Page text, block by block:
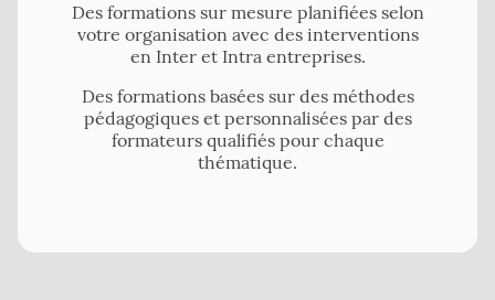
Des formations sur mesure planifiées selon
votre organisation avec des interventions
en Inter et Intra entreprises.
Des formations basées sur des méthodes
pédagogiques et personnalisées par des
formateurs qualifiés pour chaque
thématique.